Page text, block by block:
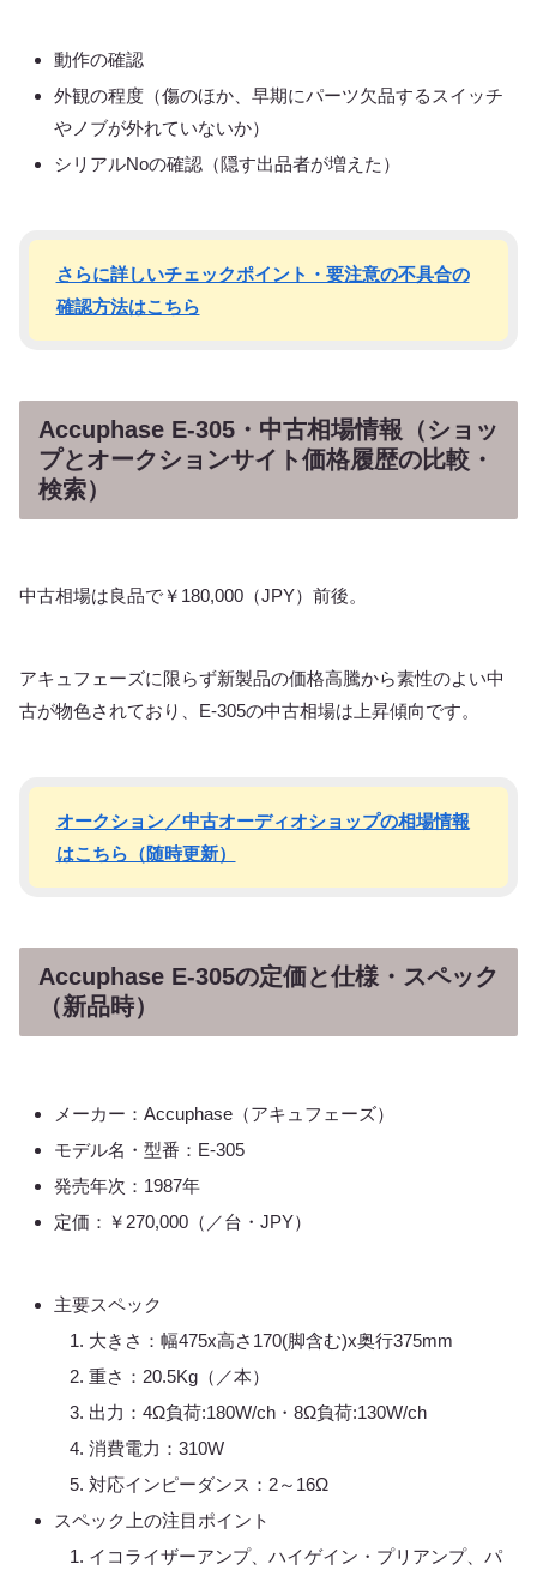
動作の確認
外観の程度（傷のほか、早期にパーツ欠品するスイッチ
やノブが外れていないか）
シリアルNoの確認（隠す出品者が増えた）
さらに詳しいチェックポイント・要注意の不具合の
確認方法はこちら
Accuphase E-305・中古相場情報（ショッ
プとオークションサイト価格履歴の比較・
検索）
中古相場は良品で￥180,000（JPY）前後。
アキュフェーズに限らず新製品の価格高騰から素性のよい中
古が物色されており、E-305の中古相場は上昇傾向です。
オークション／中古オーディオショップの相場情報
はこちら（随時更新）
Accuphase E-305の定価と仕様・スペック
（新品時）
メーカー：Accuphase（アキュフェーズ）
モデル名・型番：E-305
発売年次：1987年
定価：￥270,000（／台・JPY）
主要スペック
大きさ：幅475x高さ170(脚含む)x奥行375mm
重さ：20.5Kg（／本）
出力：4Ω負荷:180W/ch・8Ω負荷:130W/ch
消費電力：310W
対応インピーダンス：2～16Ω
スペック上の注目ポイント
イコライザーアンプ、ハイゲイン・プリアンプ、パ